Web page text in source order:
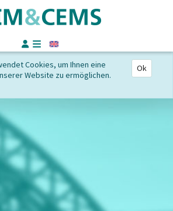
Cookies, um Ihnen eine
Website zu ermöglichen.
Ok